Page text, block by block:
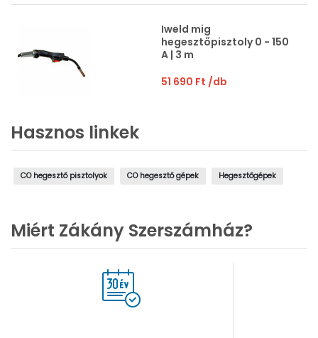
Iweld mig
hegesztőpisztoly 0 - 150
A | 3 m
51 690 Ft /db
Hasznos linkek
CO hegesztő pisztolyok CO hegesztő gépek Hegesztőgépek
Miért Zákány Szerszámház?